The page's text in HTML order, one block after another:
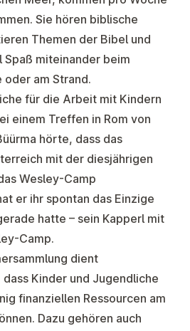
Sie hören biblische
Themen der Bibel und
Spaß miteinander beim
oder am Strand.
für die Arbeit mit Kindern
einem Treffen in Rom von
hörte, dass das
mit der diesjährigen
Wesley-Camp
er ihr spontan das Einzige
hatte – sein Kapperl mit
Camp.
dient
Kinder und Jugendliche
finanziellen Ressourcen am
Dazu gehören auch